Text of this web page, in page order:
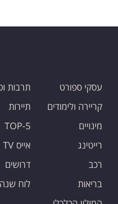
עסקי ספורט
קריירה ולימודים
מינויים
רייטינג
רכב
בריאות
תרבות
תיירות
TOP-5
אייס TV
דרושים
לוח שנה